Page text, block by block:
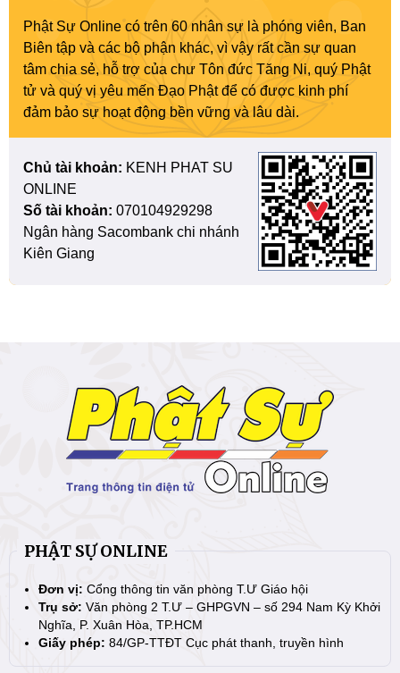
Phật Sự Online có trên 60 nhân sự là phóng viên, Ban
Biên tập và các bộ phận khác, vì vậy rất cần sự quan
tâm chia sẻ, hỗ trợ của chư Tôn đức Tăng Ni, quý Phật
tử và quý vị yêu mến Đạo Phật để có được kinh phí
đảm bảo sự hoạt động bền vững và lâu dài.
Chủ tài khoản: KENH PHAT SU
ONLINE
Số tài khoản: 070104929298
Ngân hàng Sacombank chi nhánh
Kiên Giang
PHẬT SỰ ONLINE
Đơn vị: Cổng thông tin văn phòng T.Ư Giáo hội
Trụ sở: Văn phòng 2 T.Ư – GHPGVN – số 294 Nam Kỳ Khởi
Nghĩa, P. Xuân Hòa, TP.HCM
Giấy phép: 84/GP-TTĐT Cục phát thanh, truyền hình